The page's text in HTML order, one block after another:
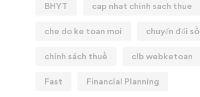
BHYT cap nhat chinh sach thue
che do ke toan moi chuyển đổi số
chính sách thuế clb webketoan
Fast Financial Planning